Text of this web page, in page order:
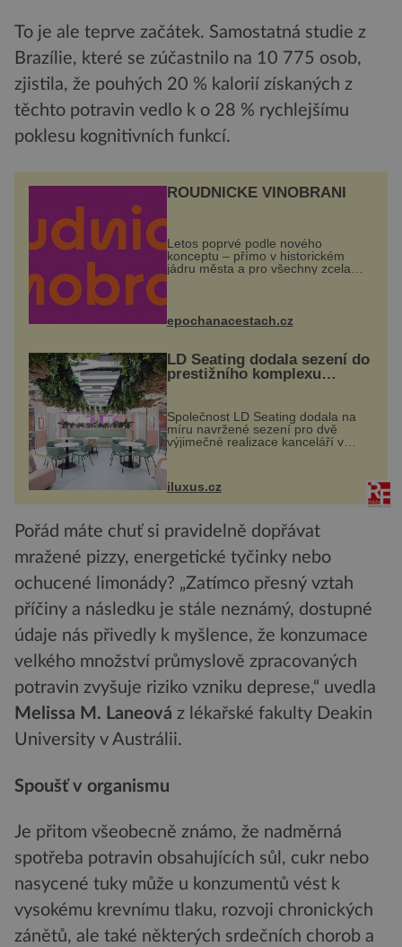
To je ale teprve začátek. Samostatná studie z
Brazílie, které se zúčastnilo na 10 775 osob,
zjistila, že pouhých 20 % kalorií získaných z
těchto potravin vedlo k o 28 % rychlejšímu
poklesu kognitivních funkcí.
ROUDNICKÉ VINOBRANÍ
Letos poprvé podle nového
konceptu – přímo v historickém
jádru města a pro všechny zcela
zdarma. Hlavní program se
náměstí. Návštěvníci se mohou těšit
na víno, burčák, pes...
epochanacestach.cz
LD Seating dodala sezení do
prestižního komplexu
MediaCityUK v Salfordu
Společnost LD Seating dodala na
míru navržené sezení pro dvě
výjimečné realizace kanceláří v
areálu MediaCityUK v anglickém
Tower a Orange Tower. Komplex
budov Media...
iluxus.cz
Pořád máte chuť si pravidelně dopřávat
mražené pizzy, energetické tyčinky nebo
ochucené limonády? „Zatímco přesný vztah
příčiny a následku je stále neznámý, dostupné
údaje nás přivedly k myšlence, že konzumace
velkého množství průmyslově zpracovaných
potravin zvyšuje riziko vzniku deprese,“ uvedla
Melissa M. Laneová z lékařské fakulty Deakin
University v Austrálii.
Spoušť v organismu
Je přitom všeobecně známo, že nadměrná
spotřeba potravin obsahujících sůl, cukr nebo
nasycené tuky může u konzumentů vést k
vysokému krevnímu tlaku, rozvoji chronických
zánětů, ale také některých srdečních chorob a